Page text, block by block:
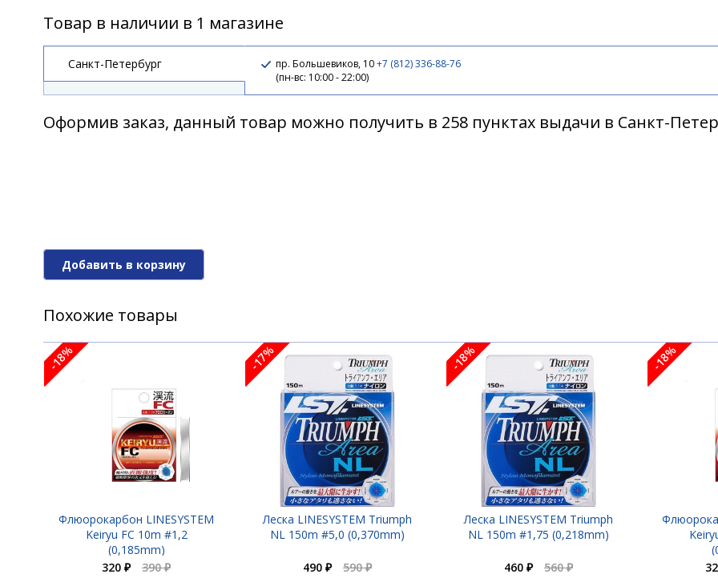
Товар в наличии в 1 магазине
Санкт-Петербург пр. Большевиков, 10+7 (812) 336-88-76
(пн-вс: 10:00 - 22:00)
Оформив заказ, данный товар можно получить в 258 пунктах выдачи в Санкт-
Добавить в корзину
Похожие товары
-18%
Флюорокарбон LINESYSTEM
Keiryu FC 10m #1,2
(0,185mm)
320 ₽
390 ₽
-17%
Леска LINESYSTEM Triumph
NL 150m #5,0 (0,370mm)
490 ₽ 590 ₽
-18%
Леска LINESYSTEM Triumph
NL 150m #1,75 (0,218mm)
460 ₽ 560 ₽
-18%